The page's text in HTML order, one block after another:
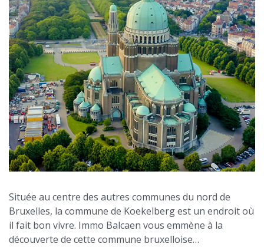
Située au centre des autres communes du nord de
Bruxelles, la commune de Koekelberg est un endroit où
il fait bon vivre. Immo Balcaen vous emmène à la
découverte de cette commune bruxelloise…